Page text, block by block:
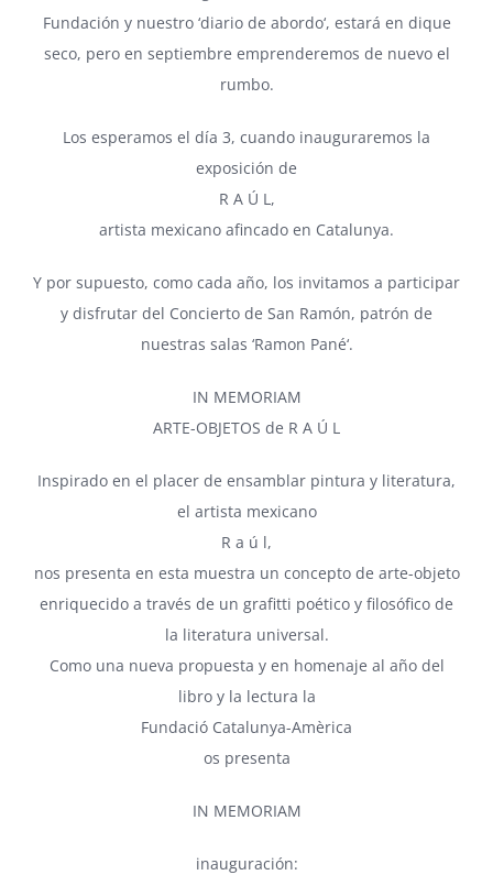
Fundación y nuestro ‘diario de abordo‘, estará en dique
seco, pero en septiembre emprenderemos de nuevo el
rumbo.
Los esperamos el día 3, cuando inauguraremos la
exposición de
R A Ú L ,
artista mexicano afincado en Catalunya.
Y por supuesto, como cada año, los invitamos a participar
y disfrutar del Concierto de San Ramón, patrón de
nuestras salas ‘Ramon Pané‘.
IN MEMORIAM
ARTE-OBJETOS de R A Ú L
Inspirado en el placer de ensamblar pintura y literatura,
el artista mexicano
R a ú l,
nos presenta en esta muestra un concepto de arte-objeto
enriquecido a través de un grafitti poético y filosófico de
la literatura universal.
Como una nueva propuesta y en homenaje al año del
libro y la lectura la
Fundació Catalunya-Amèrica
os presenta
IN MEMORIAM
inauguración: